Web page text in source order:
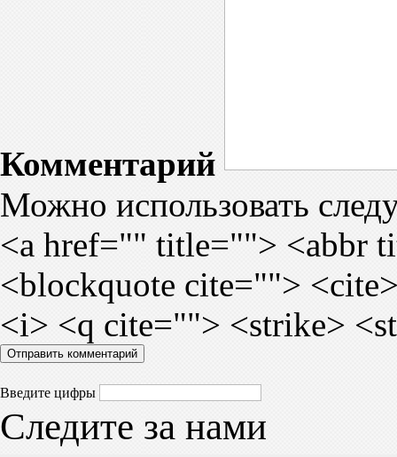
Комментарий
Можно использовать
<a href="" title=""> <abbr
<blockquote cite="">
<i> <q cite=""> <strike>
Введите цифры
Следите за нами